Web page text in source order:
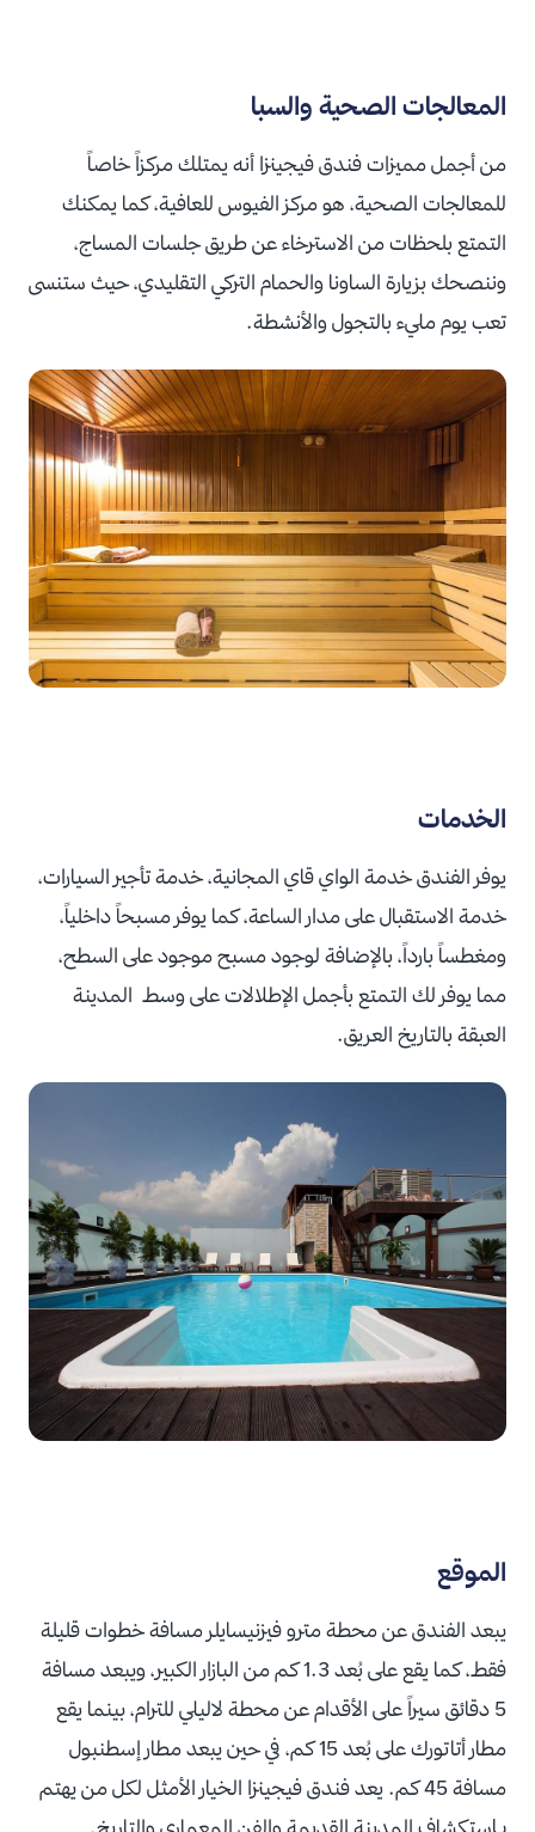
المعالجات الصحية والسبا
من أجمل مميزات فندق فيجينزا أنه يمتلك مركزاً خاصاً
للمعالجات الصحية، هو مركز الفيوس للعافية، كما يمكنك
التمتع بلحظات من الاسترخاء عن طريق جلسات المساج،
وننصحك بزيارة الساونا والحمام التركي التقليدي، حيث ستنسى
تعب يوم مليء بالتجول والأنشطة.
الخدمات
يوفر الفندق خدمة الواي قاي المجانية، خدمة تأجير السيارات،
خدمة الاستقبال على مدار الساعة، كما يوفر مسبحاً داخلياً،
ومغطساً بارداً، بالإضافة لوجود مسبح موجود على السطح،
مما يوفر لك التمتع بأجمل الإطلالات على وسط المدينة
العبقة بالتاريخ العريق.
الموقع
يبعد الفندق عن محطة مترو فيزنيسايلر مسافة خطوات قليلة
فقط، كما يقع على بُعد 1.3 كم من البازار الكبير، ويبعد مسافة
5 دقائق سيراً على الأقدام عن محطة لاليلي للترام، بينما يقع
مطار أتاتورك على بُعد 15 كم، في حين يبعد مطار إسطنبول
مسافة 45 كم. يعد فندق فيجينزا الخيار الأمثل لكل من يهتم